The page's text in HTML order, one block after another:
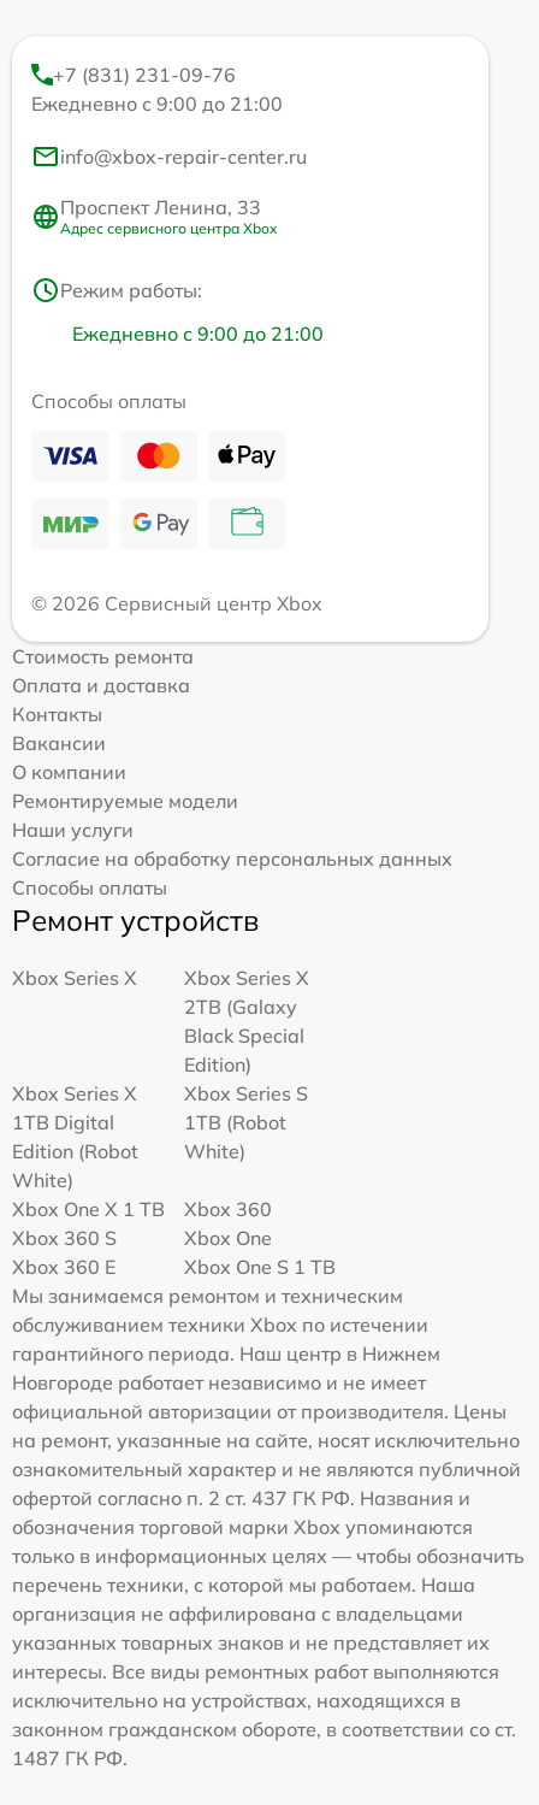
+7 (831) 231-09-76
Ежедневно с 9:00 до 21:00
info@xbox-repair-center.ru
Проспект Ленина, 33
Адрес сервисного центра Xbox
Режим работы:
Ежедневно с 9:00 до 21:00
Способы оплаты
© 2026 Сервисный центр Xbox
Стоимость ремонта
Оплата и доставка
Контакты
Вакансии
О компании
Ремонтируемые модели
Наши услуги
Согласие на обработку персональных данных
Способы оплаты
Ремонт устройств
Xbox Series X
Xbox Series X
2TB (Galaxy
Black Special
Edition)
Xbox Series X
1TB Digital
Edition (Robot
White)
Xbox Series S
1TB (Robot
White)
Xbox One X 1 TB
Xbox 360
Xbox 360 S
Xbox One
Xbox 360 E
Xbox One S 1 TB
Мы занимаемся ремонтом и техническим
обслуживанием техники Xbox по истечении
гарантийного периода. Наш центр в Нижнем
Новгороде работает независимо и не имеет
официальной авторизации от производителя. Цены
на ремонт, указанные на сайте, носят исключительно
ознакомительный характер и не являются публичной
офертой согласно п. 2 ст. 437 ГК РФ. Названия и
обозначения торговой марки Xbox упоминаются
только в информационных целях — чтобы обозначить
перечень техники, с которой мы работаем. Наша
организация не аффилирована с владельцами
указанных товарных знаков и не представляет их
интересы. Все виды ремонтных работ выполняются
исключительно на устройствах, находящихся в
законном гражданском обороте, в соответствии со ст.
1487 ГК РФ.